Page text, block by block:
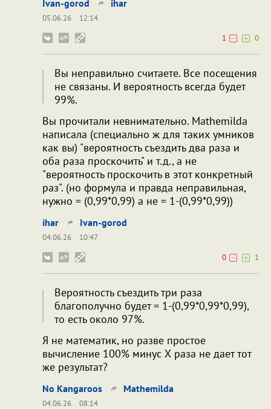
Ivan-gorod ihar
05.06.26
12:14
1
0
Вы неправильно считаете. Все посещения
не связаны. И вероятность всегда будет
99%.
Вы прочитали невнимательно. Mathemilda
написала (специально ж для таких умников
как вы) "вероятность съездить два раза и
оба раза проскочить" и т.д., а не
"вероятность проскочить в этот конкретный
раз". (но формула и правда неправильная,
нужно = (0,99*0,99) а не = 1-(0,99*0,99))
ihar Ivan-gorod
04.06.26
10:47
0
1
Вероятность съездить три раза
благополучно будет = 1-(0,99*0,99*0,99),
то есть около 97%.
Я не математик, но разве простое
вычисление 100% минус Х раза не дает тот
же результат?
No Kangaroos Mathemilda
04.06.26
08:14